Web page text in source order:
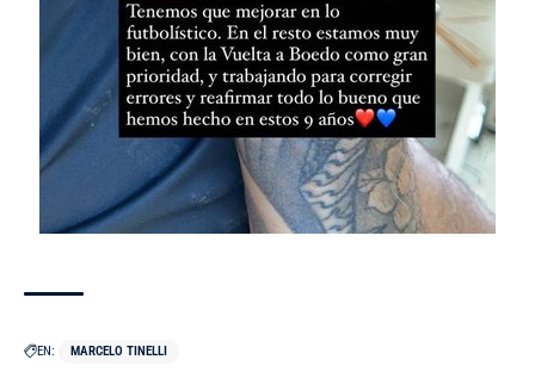
EN: MARCELO TINELLI